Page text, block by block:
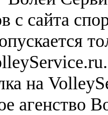
с сайта
на
агенство